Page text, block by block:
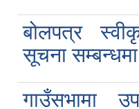
बोलपत्र
सूचना
गाउँसभामा